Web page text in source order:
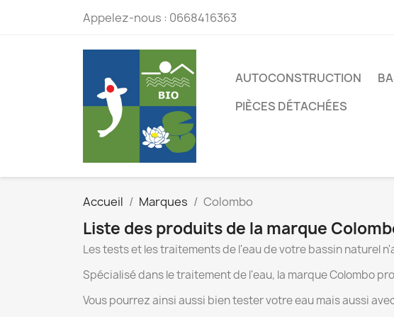
Appelez-nous : 0668416363
AUTOCONSTRUCTION
PIÈCES DÉTACHÉES
Accueil Marques Colombo
Liste des produits de la marque
Les tests et les traitements de l'eau de votre bassin naturel
Spécialisé dans le traitement de l'eau, la marque Colombo
Vous pourrez ainsi aussi bien tester votre eau mais aussi